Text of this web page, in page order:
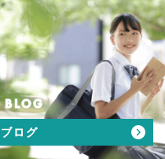
BLOG
ブログ